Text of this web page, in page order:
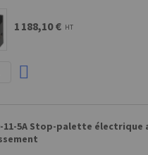
1 188,10 € HT
11-5A Stop-palette électrique